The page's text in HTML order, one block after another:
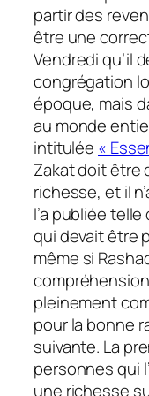
partir des
être une
Vendredi qu’il
congrégation
époque, mais
au monde
intitulée «
Zakat doit être
richesse, et il
l’a publiée
qui devait être
même si
pleinement
pour la bonne
suivante. La
personnes qui
une richesse